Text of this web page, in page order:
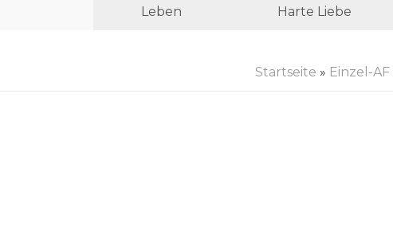
Leben Harte Liebe
Startseite » Einzel-AF